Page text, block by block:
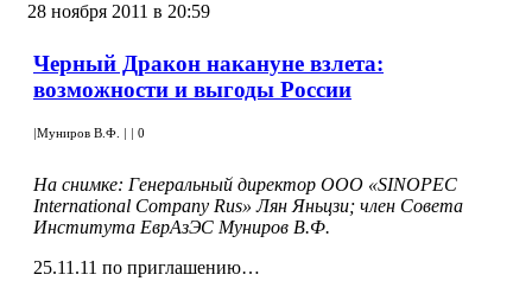
28 ноября 2011 в 20:59
Черный Дракон накануне взлета:
возможности и выгоды России
|Муниров В.Ф. | | 0
На снимке: Генеральный директор ООО «SINOPEC
International Company Rus» Лян Яньцзи; член Совета
Института ЕврАзЭС Муниров В.Ф.
25.11.11 по приглашению…